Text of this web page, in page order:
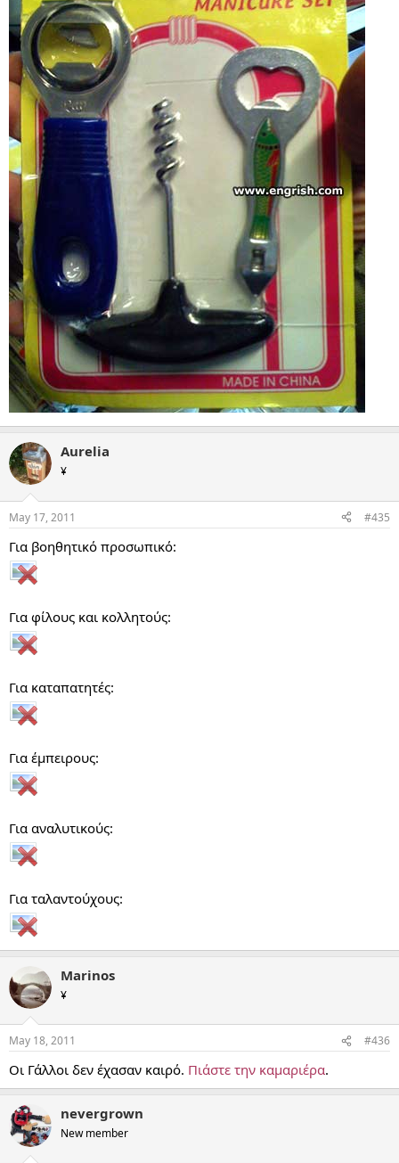
Aurelia
¥
May 17, 2011 #435
Για βοηθητικό προσωπικό:
Για φίλους και κολλητούς:
Για καταπατητές:
Για έμπειρους:
Για αναλυτικούς:
Για ταλαντούχους:
Marinos
¥
May 18, 2011 #436
Οι Γάλλοι δεν έχασαν καιρό. Πιάστε την καμαριέρα.
nevergrown
New member